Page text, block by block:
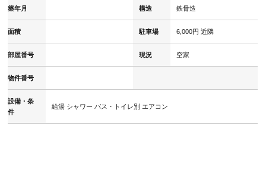
築年月 構造 鉄骨造
面積 駐車場 6,000円 近隣
部屋番号 現況 空家
物件番号
設備・条
件
給湯 シャワー バス・トイレ別 エアコン